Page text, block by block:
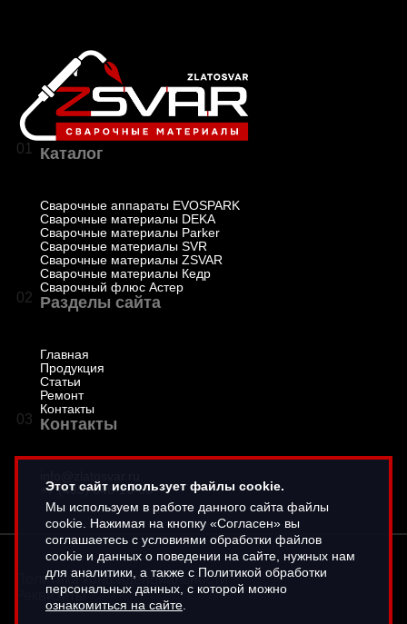
01 Каталог
Сварочные аппараты EVOSPARK
Сварочные материалы DEKA
Сварочные материалы Parker
Сварочные материалы SVR
Сварочные материалы ZSVAR
Сварочные материалы Кедр
Сварочный флюс Астер
02 Разделы сайта
Главная
Продукция
Статьи
Ремонт
Контакты
03 Контакты
+7 (495) 646-16-66
Политика конфиденциальности
Реквизиты
Этот сайт использует файлы cookie.
Мы используем в работе данного сайта файлы
cookie. Нажимая на кнопку «Согласен» вы
соглашаетесь с условиями обработки файлов
cookie и данных о поведении на сайте, нужных нам
для аналитики, а также с Политикой обработки
персональных данных, с которой можно
ознакомиться на сайте